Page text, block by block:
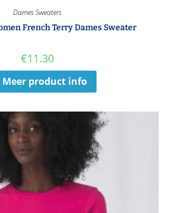
Dames Sweaters
French Terry Dames Sweater
€11.30
Meer product info